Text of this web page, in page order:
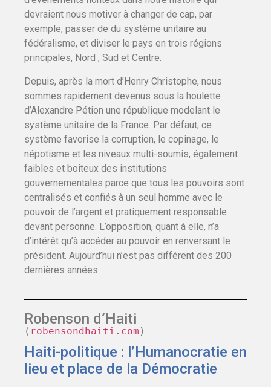
devraient nous motiver à changer de cap, par
exemple, passer de du système unitaire au
fédéralisme, et diviser le pays en trois régions
principales, Nord , Sud et Centre.
Depuis, après la mort d’Henry Christophe, nous
sommes rapidement devenus sous la houlette
d’Alexandre Pétion une république modelant le
système unitaire de la France. Par défaut, ce
système favorise la corruption, le copinage, le
népotisme et les niveaux multi-soumis, également
faibles et boiteux des institutions
gouvernementales parce que tous les pouvoirs sont
centralisés et confiés à un seul homme avec le
pouvoir de l’argent et pratiquement responsable
devant personne. L’opposition, quant à elle, n’a
d’intérêt qu’à accéder au pouvoir en renversant le
président. Aujourd’hui n’est pas différent des 200
dernières années.
Robenson d’Haiti
( robensondhaiti.com )
Haiti-politique : l’Humanocratie en
lieu et place de la Démocratie